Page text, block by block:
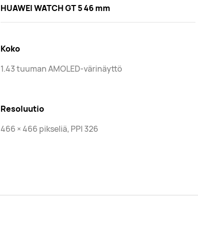
HUAWEI WATCH GT 5 46 mm
Koko
1.43 tuuman AMOLED-värinäyttö
Resoluutio
466 × 466 pikseliä, PPI 326